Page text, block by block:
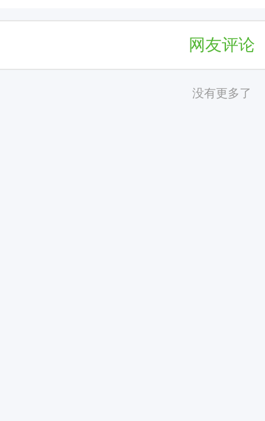
网友评论
没有更多了